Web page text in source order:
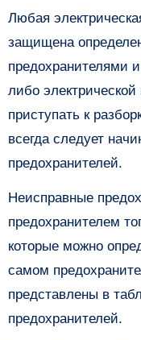
Любая электрическая цепь вашего автомобиля
защищена
предохранителями
либо
приступать к
всегда следует
предохранителей.
Неисправные
предохранителем
которые можно
самом
представлены в
предохранителей.